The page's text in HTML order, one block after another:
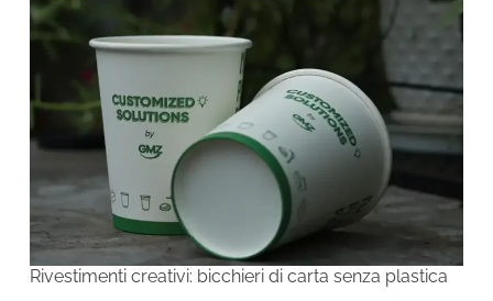
Rivestimenti creativi: bicchieri di carta senza plastica